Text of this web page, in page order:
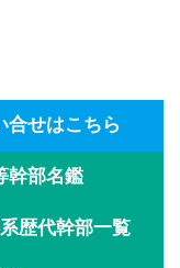
合せはこちら
幹部名鑑
歴代幹部一覧